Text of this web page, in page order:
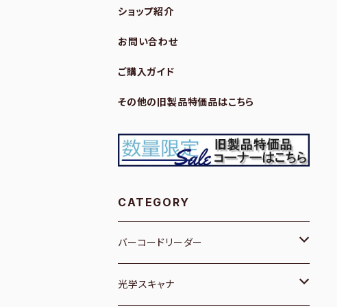
ショップ紹介
お問い合わせ
ご購入ガイド
その他の旧製品特価品はこちら
CATEGORY
バーコードリーダー
１次元／有線
光学スキャナ